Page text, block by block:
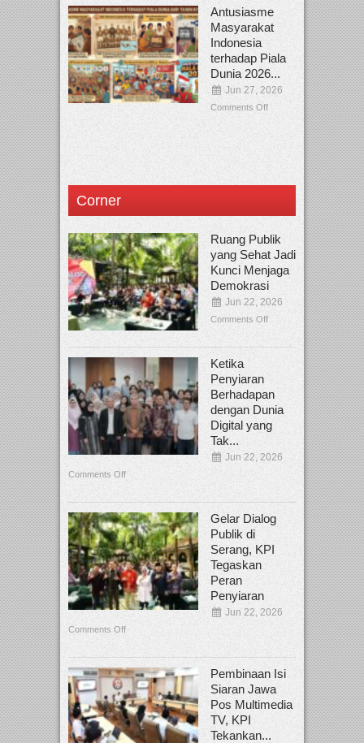
Antusiasme
Masyarakat
Indonesia
terhadap Piala
Dunia 2026...
Jun 27, 2026
Comments Off
Corner
Ruang Publik
yang Sehat Jadi
Kunci Menjaga
Demokrasi
Jun 22, 2026
Comments Off
Ketika
Penyiaran
Berhadapan
dengan Dunia
Digital yang
Tak...
Jun 22, 2026
Comments Off
Gelar Dialog
Publik di
Serang, KPI
Tegaskan
Peran
Penyiaran
Jun 22, 2026
Comments Off
Pembinaan Isi
Siaran Jawa
Pos Multimedia
TV, KPI
Tekankan...